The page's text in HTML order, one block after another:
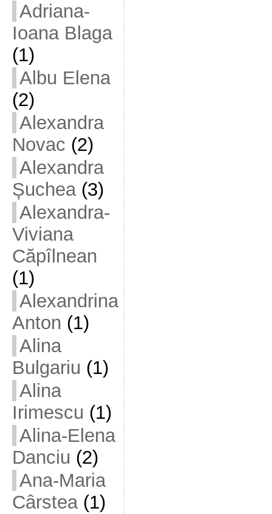
Adriana-
Ioana Blaga
(1)
Albu Elena
(2)
Alexandra
Novac (2)
Alexandra
Șuchea(3)
Alexandra-
Viviana
Căpîlnean
(1)
Alexandrina
Anton (1)
Alina
Bulgariu (1)
Alina
Irimescu (1)
Alina-Elena
Danciu (2)
Ana-Maria
Cârstea(1)